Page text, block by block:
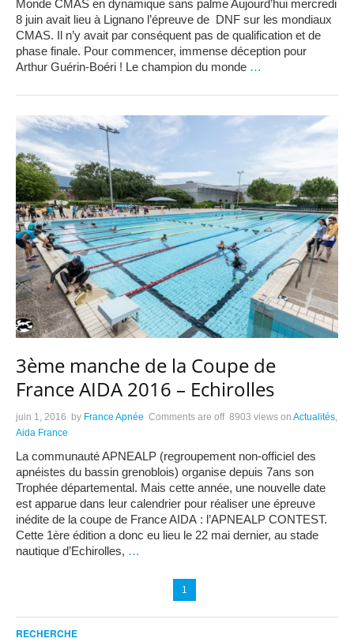
Monde CMAS en dynamique sans palme Aujourd’hui mercredi
8 juin avait lieu à Lignano l’épreuve de DNF sur les mondiaux
CMAS. Il n’y avait par conséquent pas de qualification et de
phase finale. Pour commencer, immense déception pour
Arthur Guérin-Boéri ! Le champion du monde …
3ème manche de la Coupe de
France AIDA 2016 – Echirolles
juin 1, 2016 by France Apnée Comments are off 8903 views on Actualités,
Aida France
La communauté APNEALP (regroupement non-officiel des
apnéistes du bassin grenoblois) organise depuis 7ans son
Trophée départemental. Mais cette année, une nouvelle date
est apparue dans leur calendrier pour réaliser une épreuve
inédite de la coupe de France AIDA : l’APNEALP CONTEST.
Cette 1ère édition a donc eu lieu le 22 mai dernier, au stade
nautique d’Echirolles, …
1
RECHERCHE